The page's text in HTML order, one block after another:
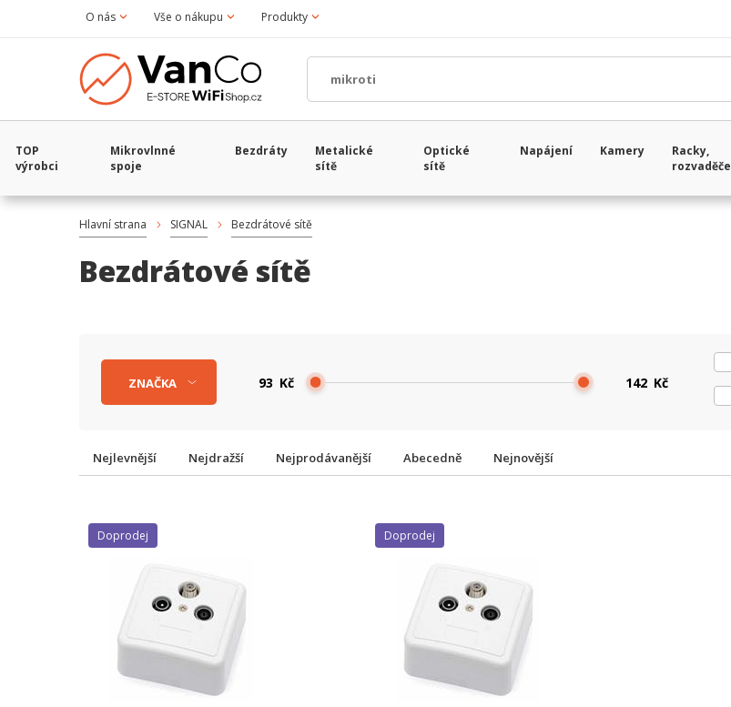
O nás Vše o nákupu Produkty
TOP
výrobci
Mikrovlnné
spoje
Bezdráty
Metalické
sítě
Optické
sítě
Napájení Kamery
Racky,
rozvaděče
Hlavní strana SIGNAL Bezdrátové sítě
Bezdrátové sítě
Kč Kč
ZNAČKA
Nejlevnější Nejdražší Nejprodávanější Abecedně Nejnovější
Doprodej Doprodej